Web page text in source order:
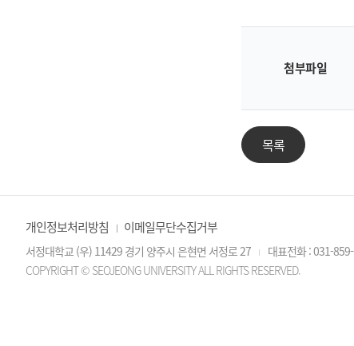
첨부파일
목록
개인정보처리방침 이메일무단수집거부
서정대학교 (우) 11429 경기 양주시 은현면 서정로 27 대표전화 : 031-
COPYRIGHT © SEOJEONG UNIVERSITY ALL RIGHTS RESERVED.